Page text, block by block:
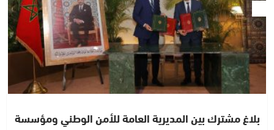
بلاغ مشترك بين المديرية العامة للأمن الوطني ومؤسسة